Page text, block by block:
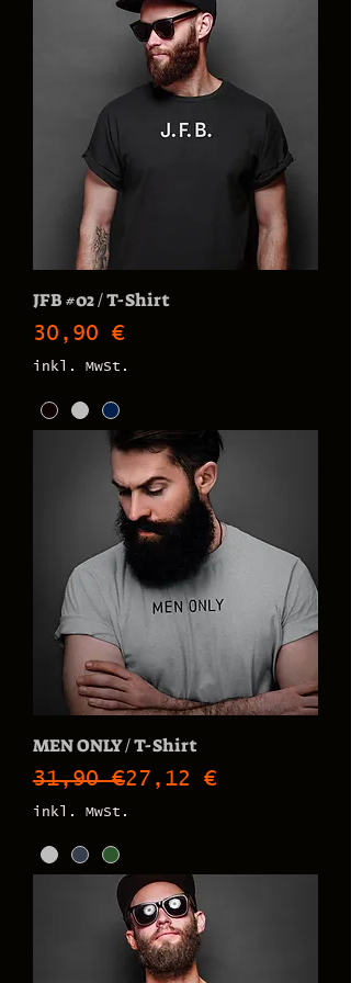
JFB #02 / T-Shirt
Preis
30,90 €
inkl. MwSt.
MEN ONLY / T-Shirt
Standardpreis
31,90 €
Sale-Preis27,12 €
inkl. MwSt.